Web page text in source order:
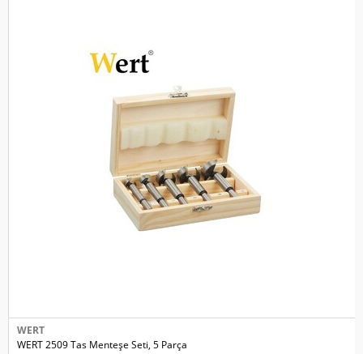
WERT
WERT 2509 Tas Menteşe Seti, 5 Parça